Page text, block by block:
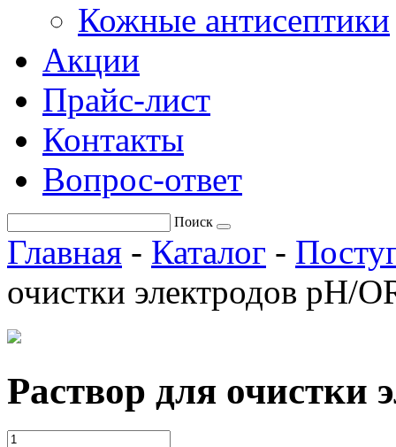
Кожные антисептики
Акции
Прайс-лист
Контакты
Вопрос-ответ
Поиск
Главная - Каталог -
очистки электродов рН/
Раствор для очистки